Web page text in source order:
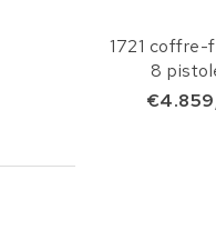
1721 coffre-
8